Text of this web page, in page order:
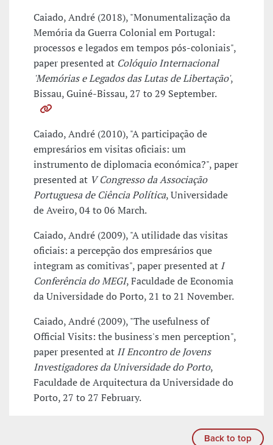
Caiado, André (2018), "Monumentalização da
Memória da Guerra Colonial em Portugal:
processos e legados em tempos pós-coloniais",
paper presented at Colóquio Internacional
'Memórias e Legados das Lutas de Libertação',
Bissau, Guiné-Bissau, 27 to 29 September.
Caiado, André (2010), "A participação de
empresários em visitas oficiais: um
instrumento de diplomacia económica?", paper
presented at V Congresso da Associação
Portuguesa de Ciência Política, Universidade
de Aveiro, 04 to 06 March.
Caiado, André (2009), "A utilidade das visitas
oficiais: a percepção dos empresários que
integram as comitivas", paper presented at I
Conferência do MEGI, Faculdade de Economia
da Universidade do Porto, 21 to 21 November.
Caiado, André (2009), "The usefulness of
Official Visits: the business's men perception",
paper presented at II Encontro de Jovens
Investigadores da Universidade do Porto,
Faculdade de Arquitectura da Universidade do
Porto, 27 to 27 February.
Back to top